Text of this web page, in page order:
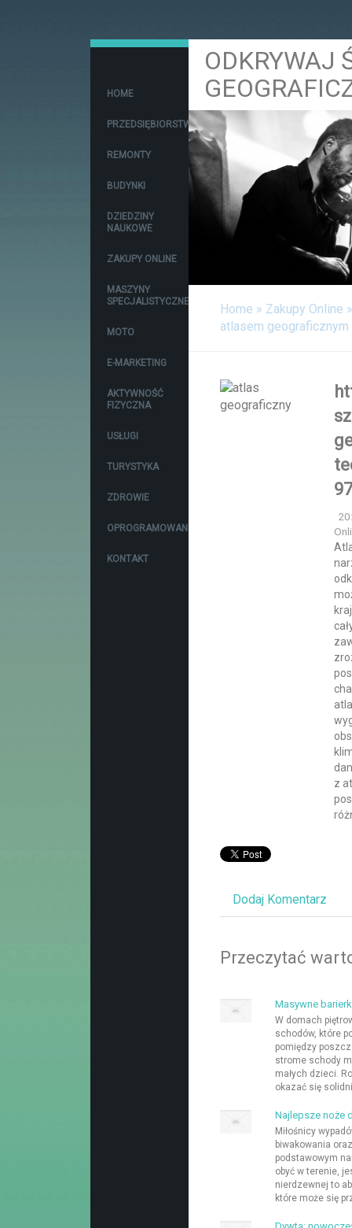
HOME
PRZEDSIĘBIORSTWA
REMONTY
BUDYNKI
DZIEDZINY
NAUKOWE
ZAKUPY ONLINE
MASZYNY
SPECJALISTYCZNE
MOTO
E-MARKETING
AKTYWNOŚĆ
FIZYCZNA
USŁUGI
TURYSTYKA
ZDROWIE
OPROGRAMOWANIE
KONTAKT
ODKRYWAJ
Home » Zakupy Online
atlasem geograficznym
z
Dodaj Komentarz
Przeczytać
Masywne
W domach
schodów, które
pomiędzy
strome schody
małych dzieci.
okazać się
Najlepsze noże
Miłośnicy
biwakowania
podstawowym
obyć w terenie,
nierdzewnej to
które może się